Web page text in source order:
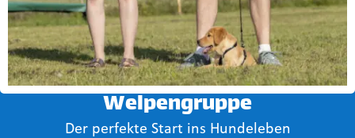
Welpengruppe
Der perfekte Start ins Hundeleben